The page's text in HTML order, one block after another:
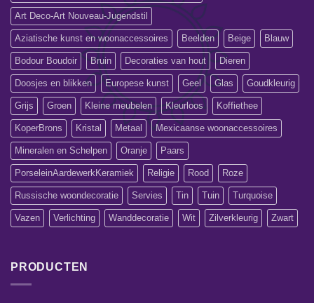
Art Deco-Art Nouveau-Jugendstil
Aziatische kunst en woonaccessoires Beelden Beige Blauw
Bodour Boudoir Bruin Decoraties van hout Dieren
Doosjes en blikken Europese kunst Geel Glas Goudkleurig
Grijs Groen Kleine meubelen Kleurloos Koffiethee
KoperBrons Kristal Metaal Mexicaanse woonaccessoires
Mineralen en Schelpen Oranje Paars
PorseleinAardewerkKeramiek Religie Rood Roze
Russische woondecoratie Servies Tin Tuin Turquoise
Vazen Verlichting Wanddecoratie Wit Zilverkleurig Zwart
PRODUCTEN